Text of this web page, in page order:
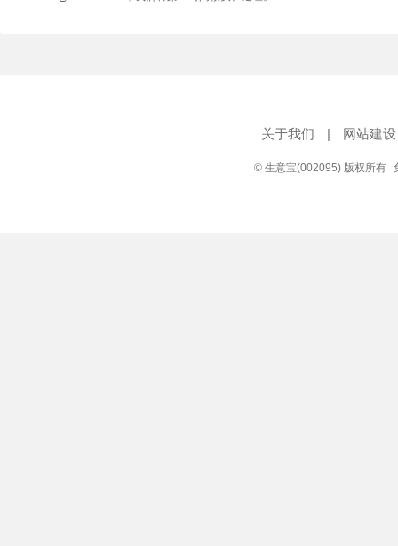
关于我们 | 网站建设
© 生意宝(002095) 版权所有